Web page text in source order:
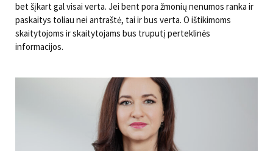
bet šįkart gal visai verta. Jei bent pora žmonių nenumos ranka ir
paskaitys toliau nei antraštė, tai ir bus verta. O ištikimoms
skaitytojoms ir skaitytojams bus truputį perteklinės
informacijos.